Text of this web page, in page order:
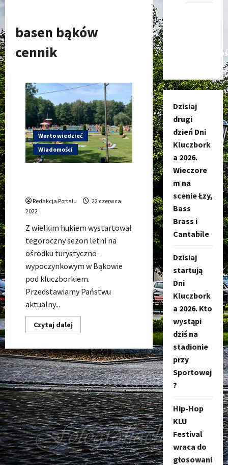
basen bąków
cennik
Warto wiedzieć
Wiadomości
Redakcja Portalu
22 czerwca
2022
Z wielkim hukiem wystartował
tegoroczny sezon letni na
ośrodku turystyczno-
wypoczynkowym w Bąkowie
pod kluczborkiem.
Przedstawiamy Państwu
aktualny...
Czytaj dalej
się
Basen
Bąków
(OTW
Bąków)
–
CENNIK
na
lato
2022
Dzisiaj
drugi
dzień Dni
Kluczbork
a 2026.
Wieczore
m na
scenie Łzy,
Bass
Brass i
Cantabile
Dzisiaj
startują
Dni
Kluczbork
a 2026. Kto
wystąpi
dziś na
stadionie
przy
Sportowej
?
Hip-Hop
KLU
Festival
wraca do
głosowani